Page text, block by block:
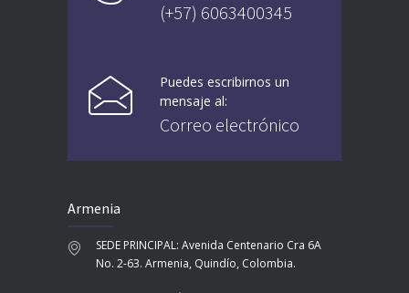
(+57) 6063400345
Puedes escribirnos un
mensaje al:
Correo electrónico
Armenia
SEDE PRINCIPAL: Avenida Centenario Cra 6A
No. 2-63. Armenia, Quindío, Colombia.